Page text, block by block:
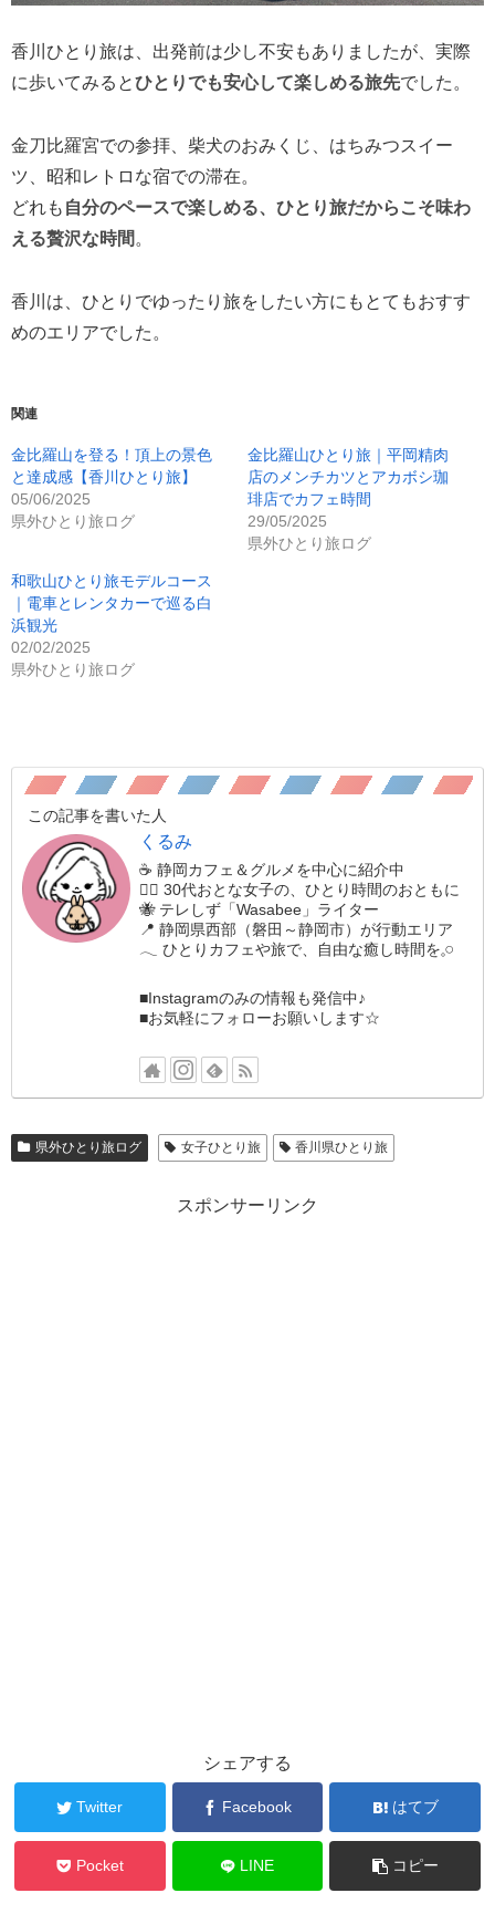
香川ひとり旅は、出発前は少し不安もありましたが、実際
に歩いてみるとひとりでも安心して楽しめる旅先でした。
金刀比羅宮での参拝、柴犬のおみくじ、はちみつスイー
ツ、昭和レトロな宿での滞在。
どれも 自分のペースで楽しめる、ひとり旅だからこそ味わ
える贅沢な時間 。
香川は、ひとりでゆったり旅をしたい方にもとてもおすす
めのエリアでした。
関連
金比羅山を登る！頂上の景色
と達成感【香川ひとり旅】
05/06/2025
県外ひとり旅ログ
金比羅山ひとり旅｜平岡精肉
店のメンチカツとアカボシ珈
琲店でカフェ時間
29/05/2025
県外ひとり旅ログ
和歌山ひとり旅モデルコース
｜電車とレンタカーで巡る白
浜観光
02/02/2025
県外ひとり旅ログ
この記事を書いた人
くるみ
☕️ 静岡カフェ＆グルメを中心に紹介中
🚶‍♀️ 30代おとな女子の、ひとり時間のおともに
🐝 テレしず「Wasabee」ライター
📍 静岡県西部（磐田～静岡市）が行動エリア
𓂃 ひとりカフェや旅で、自由な癒し時間を𓈒𓏸
■Instagramのみの情報も発信中♪
■お気軽にフォローお願いします☆
県外ひとり旅ログ 女子ひとり旅 香川県ひとり旅
スポンサーリンク
シェアする
Twitter Facebook はてブ
Pocket LINE コピー